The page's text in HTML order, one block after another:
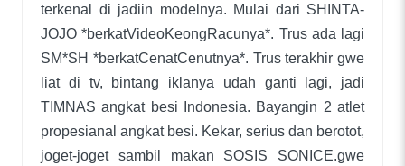
terkenal di jadiin modelnya. Mulai dari SHINTA-
JOJO *berkatVideoKeongRacunya*. Trus ada lagi
SM*SH *berkatCenatCenutnya*. Trus terakhir gwe
liat di tv, bintang iklanya udah ganti lagi, jadi
TIMNAS angkat besi Indonesia. Bayangin 2 atlet
propesianal angkat besi. Kekar, serius dan berotot,
joget-joget sambil makan SOSIS SONICE.gwe